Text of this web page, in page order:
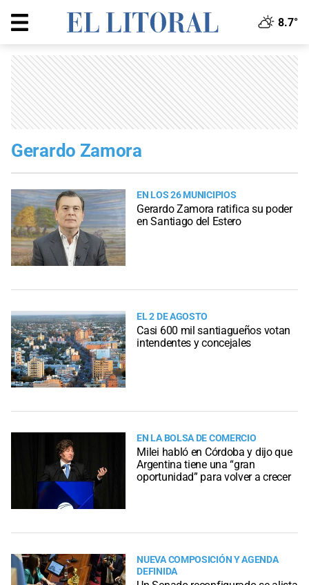
8.7°
Gerardo Zamora
EN LOS 26 MUNICIPIOS
Gerardo Zamora ratifica su poder
en Santiago del Estero
EL 2 DE AGOSTO
Casi 600 mil santiagueños votan
intendentes y concejales
EN LA BOLSA DE COMERCIO
Milei habló en Córdoba y dijo que
Argentina tiene una “gran
oportunidad” para volver a crecer
NUEVA COMPOSICIÓN Y AGENDA
DEFINIDA